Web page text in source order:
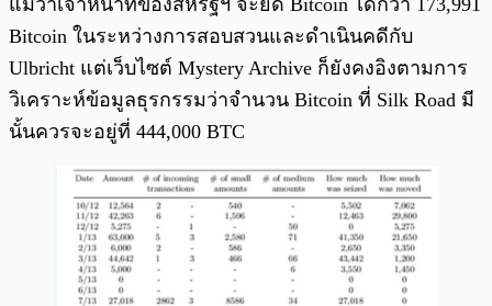
Bitcoin ในระหว่างการสอบสวนและดำเนินคดีกับ
Ulbricht แต่เว็บไซต์ Mystery Archive ก็ยังคงอิงตามการ
วิเคราะห์ข้อมูลธุรกรรมว่าจำนวน Bitcoin ที่ Silk Road มี
นั้นควรจะอยู่ที่ 444,000 BTC